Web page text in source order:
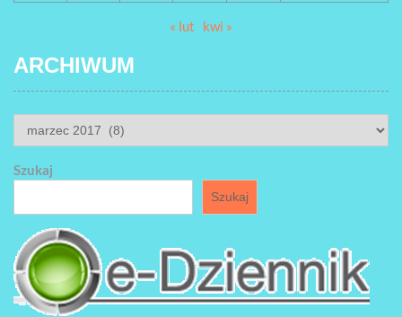
« lut kwi »
ARCHIWUM
ARCHIWUM
Szukaj
Szukaj